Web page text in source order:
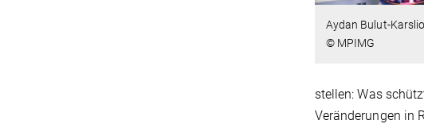
Aydan Bulut-
© MPIMG
stellen: Was
Veränderungen in